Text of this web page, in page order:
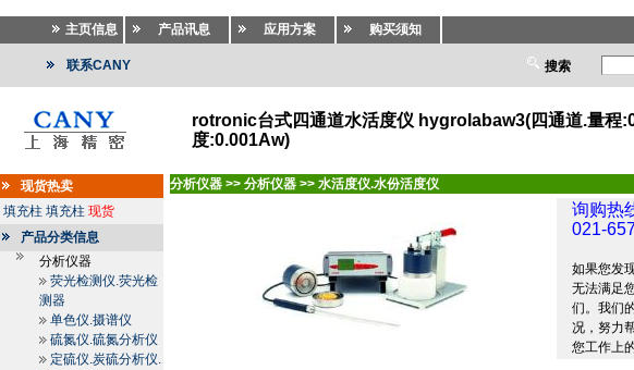
主页信息 产品讯息 应用方案 购买须知
联系CANY 搜索
rotronic台式四通道水活度仪 hygrolabaw3(四通道.量程
度:0.001Aw)
现货热卖
填充柱 填充柱 现货
产品分类信息
分析仪器
荧光检测仪.荧光检
测器
单色仪.摄谱仪
硫氮仪.硫氮分析仪
定硫仪.炭硫分析仪.
分析仪器 >> 分析仪器 >> 水活度仪.水份活度仪
询购热
021-
如果您发
无法满足
们。我们
况，努力
您工作上